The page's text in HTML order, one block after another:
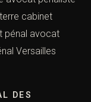
droit pénal
et
avocat
droit pénal